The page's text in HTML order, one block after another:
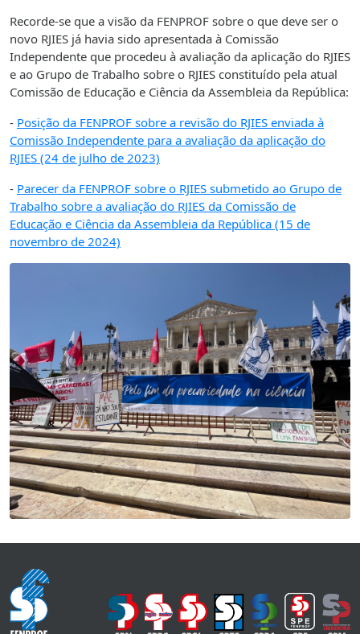
Recorde-se que a visão da FENPROF sobre o que deve ser o
novo RJIES já havia sido apresentada à Comissão
Independente que procedeu à avaliação da aplicação do RJIES
e ao Grupo de Trabalho sobre o RJIES constituído pela atual
Comissão de Educação e Ciência da Assembleia da República:
- Posição da FENPROF sobre a revisão do RJIES enviada à
Comissão Independente para a avaliação da aplicação do
RJIES (24 de julho de 2023)
- Parecer da FENPROF sobre o RJIES submetido ao Grupo de
Trabalho sobre a avaliação do RJIES da Comissão de
Educação e Ciência da Assembleia da República (15 de
novembro de 2024)